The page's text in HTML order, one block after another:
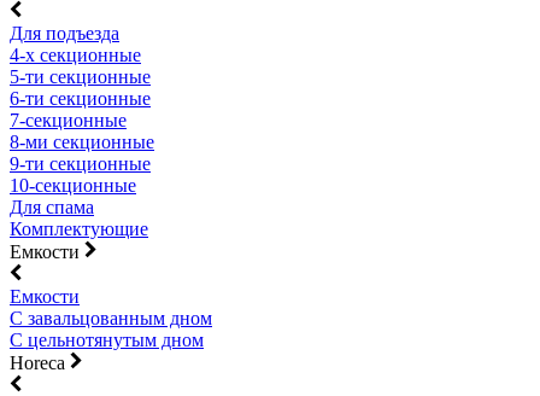
Для подъезда
4-х секционные
5-ти секционные
6-ти секционные
7-секционные
8-ми секционные
9-ти секционные
10-секционные
Для спама
Комплектующие
Емкости
Емкости
С завальцованным дном
С цельнотянутым дном
Horeca